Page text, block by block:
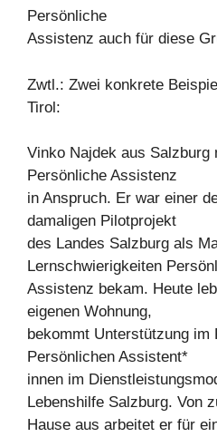
Persönliche
Assistenz auch für diese
Zwtl.: Zwei konkrete
Tirol:
Vinko Najdek aus Salzburg
Persönliche Assistenz
in Anspruch. Er war einer
damaligen Pilotprojekt
des Landes Salzburg als
Lernschwierigkeiten
Assistenz bekam. Heute
eigenen Wohnung,
bekommt Unterstützung im
Persönlichen Assistent*
innen im
Lebenshilfe Salzburg. Von
Hause aus arbeitet er für